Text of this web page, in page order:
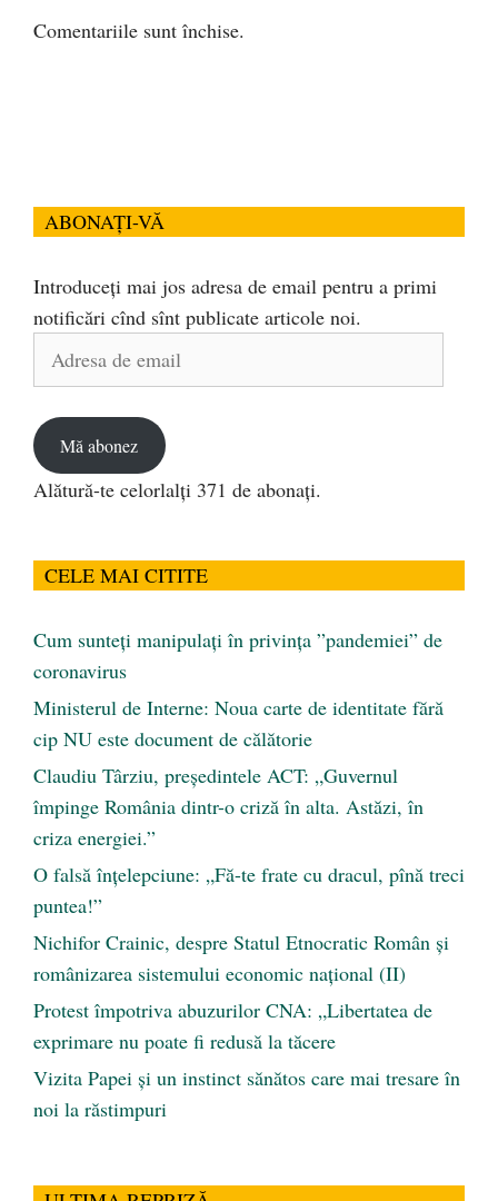
Comentariile sunt închise.
ABONAȚI-VĂ
Introduceți mai jos adresa de email pentru a primi
notificări cînd sînt publicate articole noi.
Adresa
Mă abonez
Alătură-te celorlalți 371 de abonați.
CELE MAI CITITE
Cum sunteți manipulați în privința ”pandemiei” de
coronavirus
Ministerul de Interne: Noua carte de identitate fără
cip NU este document de călătorie
Claudiu Târziu, președintele ACT: „Guvernul
împinge România dintr-o criză în alta. Astăzi, în
criza energiei.”
O falsă înțelepciune: „Fă-te frate cu dracul, pînă treci
puntea!”
Nichifor Crainic, despre Statul Etnocratic Român şi
românizarea sistemului economic naţional (II)
Protest împotriva abuzurilor CNA: „Libertatea de
exprimare nu poate fi redusă la tăcere
Vizita Papei și un instinct sănătos care mai tresare în
noi la răstimpuri